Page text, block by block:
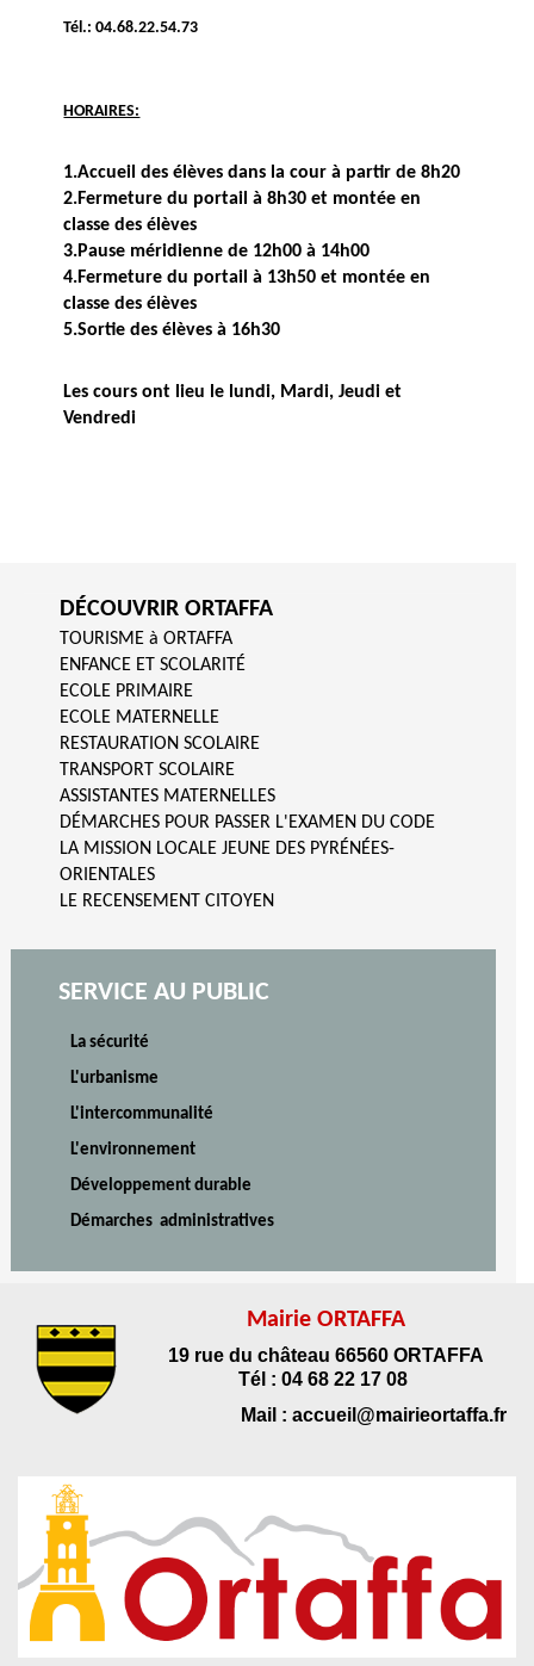
Tél.: 04.68.22.54.73
HORAIRES:
1.Accueil des élèves dans la cour à partir de 8h20
2.Fermeture du portail à 8h30 et montée en
classe des élèves
3.Pause méridienne de 12h00 à 14h00
4.Fermeture du portail à 13h50 et montée en
classe des élèves
5.Sortie des élèves à 16h30
Les cours ont lieu le lundi, Mardi, Jeudi et
Vendredi
DÉCOUVRIR ORTAFFA
TOURISME à ORTAFFA
ENFANCE ET SCOLARITÉ
ECOLE PRIMAIRE
ECOLE MATERNELLE
RESTAURATION SCOLAIRE
TRANSPORT SCOLAIRE
ASSISTANTES MATERNELLES
DÉMARCHES POUR PASSER L'EXAMEN DU CODE
LA MISSION LOCALE JEUNE DES PYRÉNÉES-
ORIENTALES
LE RECENSEMENT CITOYEN
SERVICE AU PUBLIC
La sécurité
L'urbanisme
L'intercommunalité
L'environnement
Développement durable
Démarches administratives
Mairie ORTAFFA
19 rue du château 66560 ORTAFFA
Tél : 04 68 22 17 08
Mail : accueil@mairieortaffa.fr